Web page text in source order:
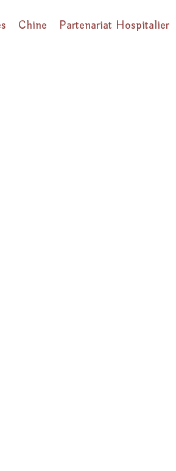
Chine Partenariat Hospitalier